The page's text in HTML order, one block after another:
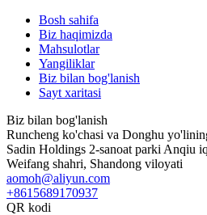
Bosh sahifa
Biz haqimizda
Mahsulotlar
Yangiliklar
Biz bilan bog'lanish
Sayt xaritasi
Biz bilan bog'lanish
Runcheng ko'chasi va Donghu
Sadin Holdings 2-sanoat parki Anqiu
Weifang shahri, Shandong viloyati
aomoh@aliyun.com
+8615689170937
QR kodi